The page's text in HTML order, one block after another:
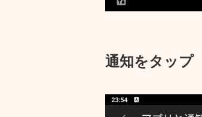
通知をタップ